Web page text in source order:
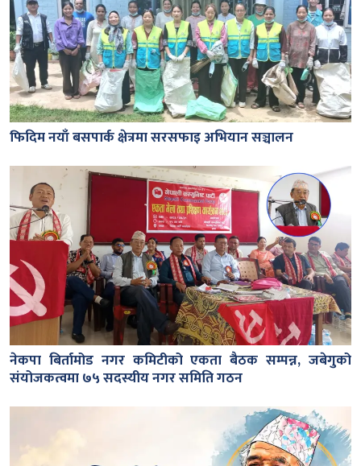
फिदिम नयाँ बसपार्क क्षेत्रमा सरसफाइ अभियान सञ्चालन
नेकपा बिर्तामोड नगर कमिटीको एकता बैठक सम्पन्न, जबेगुको
संयोजकत्वमा ७५ सदस्यीय नगर समिति गठन